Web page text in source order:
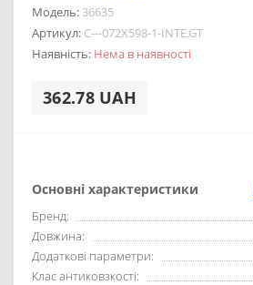
Модель: 36635
Артикул: C---072X598-1-INTE.GT
Наявність: Нема в наявності
362.78 UAH
Основні характеристики
Бренд:
Довжина:
Додаткові параметри:
Клас антиковзкості: